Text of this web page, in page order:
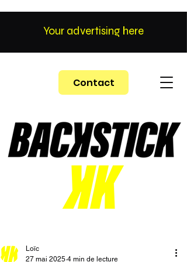
Contact
Your advertising here
Loïc
27 mai 2025 4 min de lecture